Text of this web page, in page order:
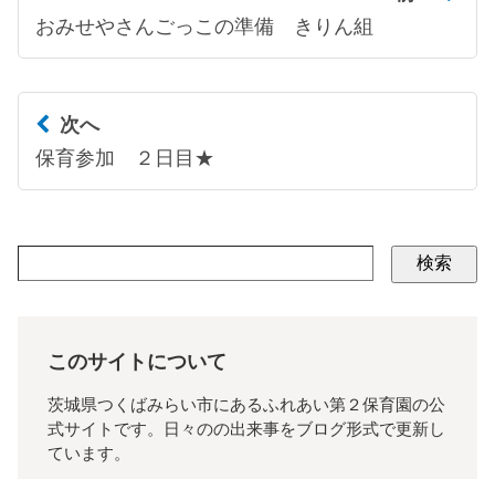
おみせやさんごっこの準備 きりん組
次へ
保育参加 ２日目★
検索
このサイトについて
茨城県つくばみらい市にあるふれあい第２保育園の公
式サイトです。日々のの出来事をブログ形式で更新し
ています。